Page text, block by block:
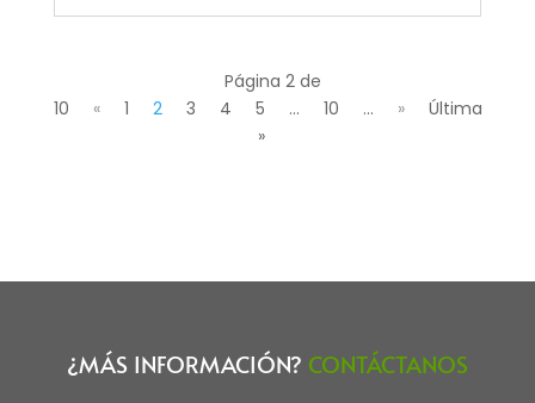
Página 2 de
10
« 1 2 3 4 5 ... 10 ... »
Última
»
¿MÁS INFORMACIÓN? CONTÁCTANOS